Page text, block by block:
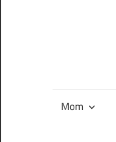
ihren
Mom